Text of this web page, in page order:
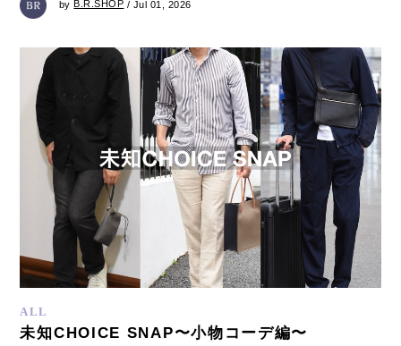
by B.R.SHOP / Jul 01, 2026
ALL
未知CHOICE SNAP〜小物コーデ編〜